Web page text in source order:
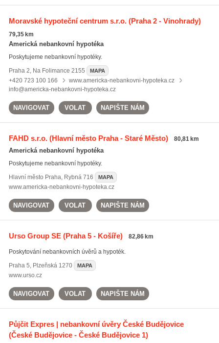
Moravské hypoteční centrum s.r.o.(Praha 2 - Vinohrady)
79,35 km
Americká nebankovní hypotéka
Poskytujeme nebankovní hypotéky.
Praha 2, Na Folimance 2155 MAPA
+420 723 100 166
www.americka-nebankovni-hypoteka.cz
info@americka-nebankovni-hypoteka.cz
NAVIGOVAT VOLAT NAPIŠTE NÁM
FAHD s.r.o.(Hlavní město Praha - Staré Město) 80,81 km
Americká nebankovní hypotéka
Poskytujeme nebankovní hypotéky.
Hlavní město Praha, Rybná 716 MAPA
www.americka-nebankovni-hypoteka.cz
NAVIGOVAT VOLAT NAPIŠTE NÁM
Urso Group SE(Praha 5 - Košíře) 82,86 km
Poskytování nebankovních úvěrů a hypoték.
Praha 5, Plzeňská 1270 MAPA
www.urso.cz
NAVIGOVAT VOLAT NAPIŠTE NÁM
Půjčit Expres | nebankovní úvěry České Budějovice
(České Budějovice - České Budějovice 1)